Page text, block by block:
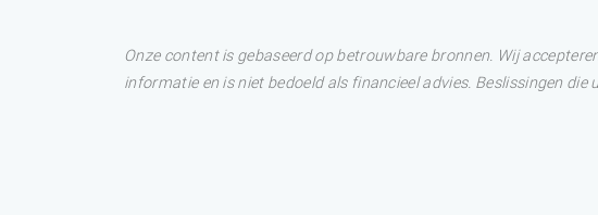
Onze content is gebaseerd op betrouwbare bronnen. Wij
informatie en is niet bedoeld als financieel advies. Beslissingen